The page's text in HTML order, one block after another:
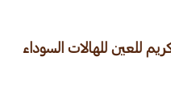
للعين للهالات السوداء